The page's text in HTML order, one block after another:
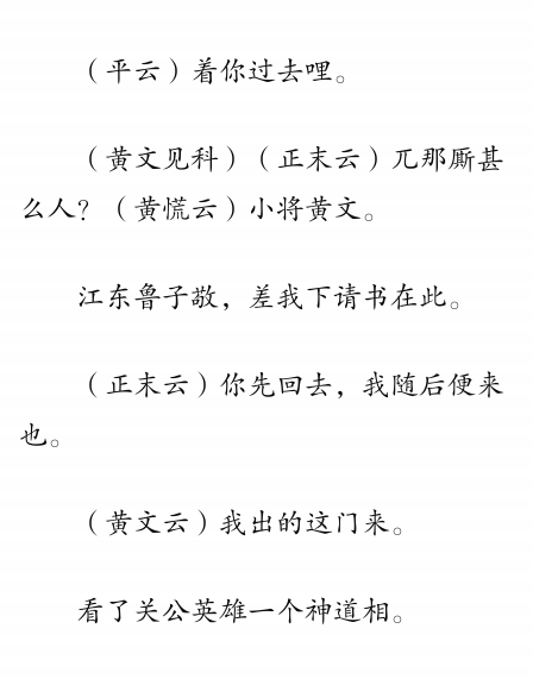
（ 平云 ） 着你过去哩。
（ 黄文见科 ） （ 正末云 ） 兀那厮甚
么人？ （ 黄慌云 ） 小将黄文。
江东鲁子敬 ， 差我下请书在此。
（ 正末云 ） 你先回去， 我随后便来
也。
（ 黄文云 ） 我出的这门来。
看了关公英雄一个神道相。